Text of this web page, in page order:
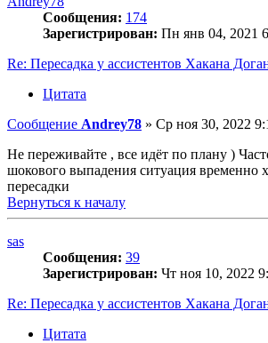
Сообщения: 174
Зарегистрирован: Пн янв 04, 2021
Re: Пересадка у ассистентов Хакана
Цитата
Сообщение Andrey78 » Ср ноя 30, 2022
Не переживайте , все идёт по плану )
шокового выпадения ситуация временно
пересадки
Вернуться к началу
sas
Сообщения: 39
Зарегистрирован: Чт ноя 10, 2022
Re: Пересадка у ассистентов Хакана
Цитата